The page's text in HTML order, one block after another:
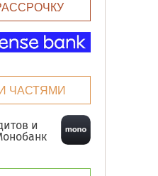
ЧАСТЯМИ
и